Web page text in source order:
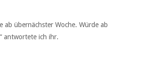
ab übernächster Woche. Würde ab
antwortete ich ihr.